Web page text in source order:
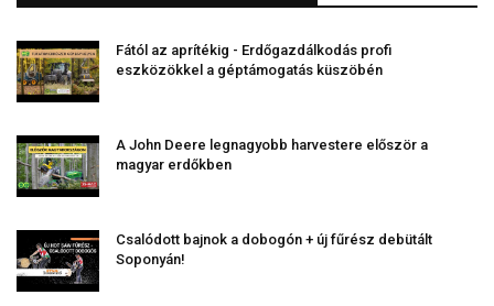
Fától az aprítékig - Erdőgazdálkodás profi
eszközökkel a géptámogatás küszöbén
A John Deere legnagyobb harvestere először a
magyar erdőkben
Csalódott bajnok a dobogón + új fűrész debütált
Soponyán!